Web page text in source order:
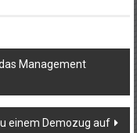
Management
einem Demozug auf